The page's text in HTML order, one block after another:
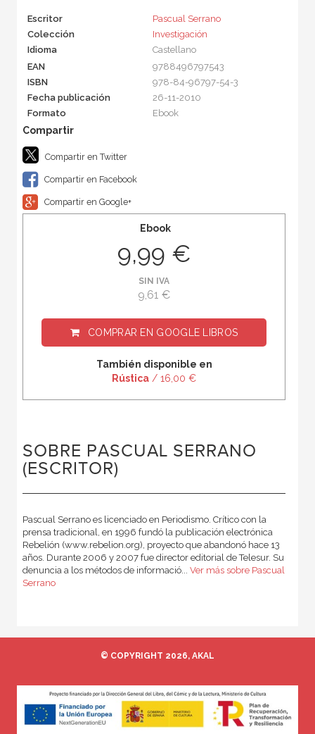
Escritor
Pascual Serrano
Colección
Investigación
Idioma
Castellano
EAN
9788496797543
ISBN
978-84-96797-54-3
Fecha publicación
26-11-2010
Formato
Ebook
Compartir en Twitter
Compartir en Facebook
Compartir en Google+
Ebook
9,99 €
SIN IVA
9,61 €
COMPRAR EN GOOGLE LIBROS
También disponible en
Rústica / 16,00 €
SOBRE PASCUAL SERRANO
(ESCRITOR)
Pascual Serrano es licenciado en Periodismo. Crítico con la
prensa tradicional, en 1996 fundó la publicación electrónica
Rebelión (www.rebelion.org), proyecto que abandonó hace 13
años. Durante 2006 y 2007 fue director editorial de Telesur. Su
denuncia a los métodos de informació... Ver más sobre Pascual
Serrano
© COPYRIGHT 2026, AKAL